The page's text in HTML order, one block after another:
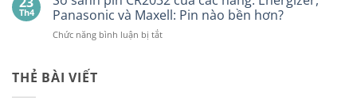
10
Viên
PHỐI,
ĐẠI
LÝ
Th4
Panasonic và Maxell: Pin nào bền hơn?
Chức năng bình luận bị tắtở
THẺ BÀI VIẾT